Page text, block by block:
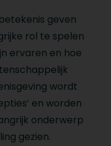
geven
rol te spelen
ervaren en hoe
wordt
en worden
onderwerp
gezien.